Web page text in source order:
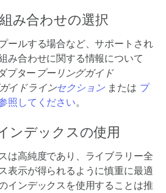
み合わせの選択
ールする場合など、サポートされ
み合わせに関する情報について
プター プーリングガイド
イドラインセクションまたは プ
照してください。
ンデックスの使用
は高純度であり、ライブラリー全
表示が得られるように慎重に最適
インデックスを使用することは推